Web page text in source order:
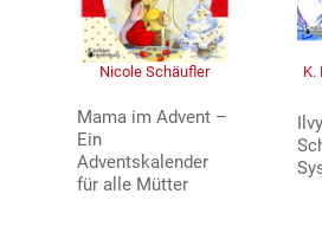
Nicole Schäufler
Mama im Advent –
Ein
Adventskalender
für alle Mütter
K.